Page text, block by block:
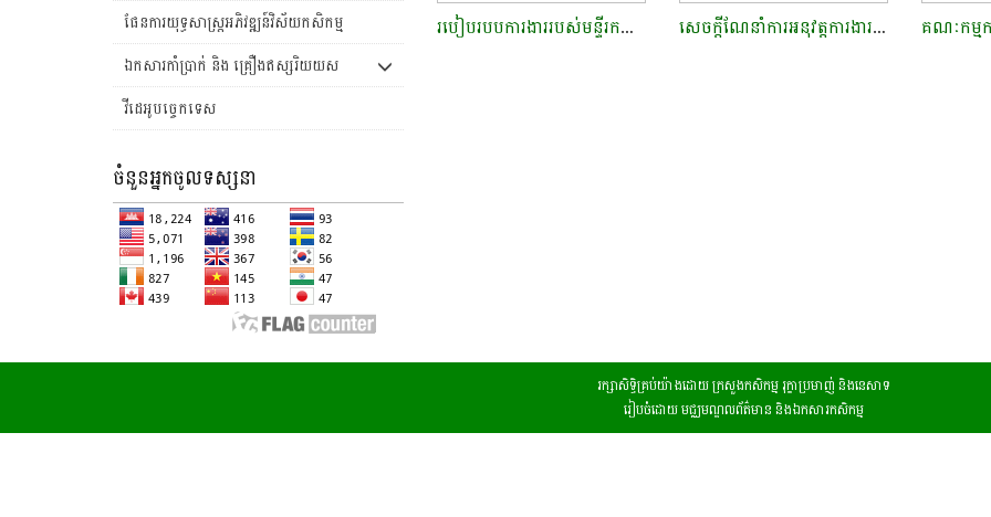
ផែនការយុទ្ធសាស្រ្តអភិវឌ្ឍន៍វិស័យកសិកម្ម
ឯកសារកាំប្រាក់ និង គ្រឿងឥស្សរិយយស
វីដេអូបច្ចេកទេស
ចំនួនអ្នកចូលទស្សនា
របៀបរបបការងាររបស់មន្ទីរកសិកម្ម រុក្ខាប្រមាញ់ និងនេសាទ​ សេចក្តីណែនាំការអនុវត្តការងាររបស់ថ្នាក់ដឹកនាំ និងមន្រ្តីរាជការ មន្ទីរ ខណ្ឌរដ្ឋបាលព្រៃឈើ និងជលផល​
រក្សា​​សិទិ្ធគ្រប់​​​យ៉ាង​ដោយ ក្រសួង​កសិកម្ម​ រុក្ខា​ប្រមាញ់​ និង​​នេសាទ
រៀប​ចំ​ដោយ ​មជ្ឈ​មណ្ឌល​ព័ត៌​មាន​ និង​​ឯ​ក​សារកសិកម្ម